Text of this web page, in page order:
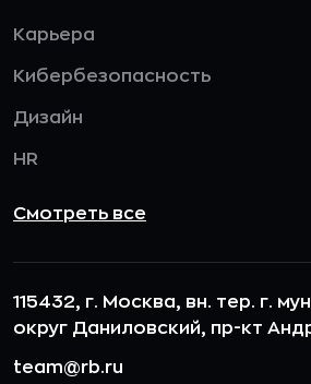
Карьера
Кибербезопасность
Дизайн
HR
Смотреть все
115432, г. Москва, вн. тер. г.
округ Даниловский, пр-кт
team@rb.ru